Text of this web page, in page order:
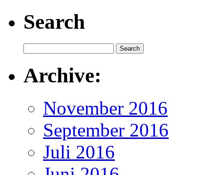
Search
Archive:
November 2016
September 2016
Juli 2016